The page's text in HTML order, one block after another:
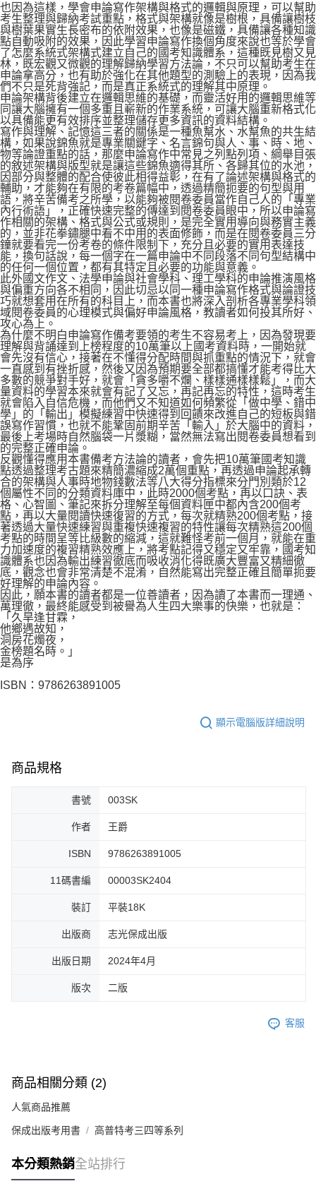
也因為這樣，學會申論寫作架構與格式的邏輯與原理，可以幫助
考生整理與歸納考試重點，格式與架構就像是樹根，具備讓樹枝
與樹葉果實生長密布的依附效果，也像是磁鐵，具備讓各種知識
點自動吸附的效果，因此學習申論寫作換個角度來說也等於學會
了怎麼系統式架構式建立自己的國考知識體系，這種既見樹又見
林，既宏觀又微觀的理解歸納學習方法論，不只可以幫助考生在
申論拿高分，也有助於強化在其他題型的測驗上的表現，因為我
們不只是死背強記，而是真正系統式的理解其中原理。
申論架構背後建立在邏輯思維的基礎，而靈活好用的邏輯思維等
同讓大腦擁有一個多重且嶄新的作業系統，可讓大腦重新格式化
以具備能更有效排序並整理儲存更多資訊的資料結構。
寫作與理解、記憶這三者的關係是一種魚幫水、水幫魚的共生結
構，如果說錦魚就是專業關鍵字、名言錦句與人、事、時、地、
物等論證重點的話，那麼申論寫作中常見之列點列項、綱舉目張
的敘述架構與版型就是讓這些錦魚適得其所、各歸其位的水池，
因部分與整體的配合使彼此相得益彰，在有了論述架構與格式的
輔助，才能夠在有限的考卷篇幅中，透過精簡扼要的句型與用
語，將辛苦備考之所學，以能夠被閱卷委員當作自己人的「專業
內行術語」，正確快速完整的傳達到閱卷委員眼中，所以申論寫
作相關的架構、格式與公式或規則，是完全實用導向與務實主義
的，並非花拳鏽腿中看不中用的表面修飾，而是在閱卷委員三分
鐘就要看完一份考卷的條件限制下，充分且必要的實用表達技
能，換句話說，每一個字在一篇申論中不同段落不同句型結構中
的任何一個位置，都有其特定且必要的功能與意義。
此外國文作文、法學申論與社會學科、理工學科的申論推演風格
與偏重方向各不相同，因此切忌以同一種申論寫作格式與論證技
巧就想套用在所有的科目上，而本書也將深入剖析各專業學科領
域閱卷委員的心理模式與偏好申論風格，教讀者如何投其所好、
攻心為上。
為什麼不明白申論寫作備考要領的考生不容易考上，因為發現要
理解與背誦達到上榜程度的10萬筆以上國考資料時，一開始就
會先沒有信心，接著在不懂得分配時間與抓重點的情況下，就會
一直感到有挫折感，然後又因為預期要全部都搞懂才能考得比大
多數的競爭對手好，就會「貪多嚼不爛、樣樣通樣樣鬆」，而大
量資料的學習本來就會有記了又忘，再記再忘的特性，這時考生
就會陷入自信危機，而他們又不知道如何頻繁從「做中學、錯中
學」的「輸出」模擬練習中快速得到回饋來改進自己的短板與錯
誤寫作習慣，也就不能鞏固前期辛苦「輸入」於大腦中的資料，
最後上考場時自然腦袋一片漿糊，當然無法寫出閱卷委員想看到
的完整正確申論。
反觀懂得應用本書備考方法論的讀者，會先把10萬筆國考知識
點透過整理考古題來精簡濃縮成2萬個重點，再透過申論起承轉
合的架構與人事時地物錢數法等八大得分指標來分門別類於12
個屬性不同的分類資料庫中，此時2000個考點，再以口訣、表
格、心智圖、筆記來拆分理解至每個資料匣中都內含200個考
點，再以大量閱讀快速復習的方式，每次就精熟200個考點，接
著透過大量快速練習與重複快速複習的特性讓每次精熟這200個
考點的時間呈等比級數的縮減，這就難怪考前一個月，就能在重
力加速度的複習精熟效應上，將考點記得又穩定又牢靠，國考知
識體系也因為輸出練習徹底而吸收消化得既廣大豐富又精細徹
底，觀念也會非常清楚不混淆，自然能寫出完整正確且簡單扼要
好理解的申論內容。
因此，願本書的讀者都是一位善讀者，因為讀了本書而一理通、
萬理徹，最終能感受到被譽為人生四大樂事的快樂，也就是：
「久旱逢甘霖，
他鄉遇故知，
洞房花燭夜，
金榜題名時。」
是為序
ISBN：9786263891005
顯示電腦版詳細說明
商品規格
書號 003SK
作者 王爵
ISBN 9786263891005
11碼書編 00003SK2404
裝訂 平裝18K
出版商 志光保成出版
出版日期 2024年4月
版次 二版
客服
商品相關分類 (2)
人氣商品推薦
保成出版考用書 高普特考三四等系列
本分類熱銷全站排行